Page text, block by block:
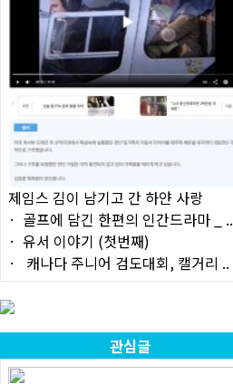
제임스 김이 남기고 간 하얀 사랑
골프에 담긴 한편의 인간드라마 _ ..
유서 이야기 (첫번째)
캐나다 주니어 검도대회, 캘거리 ..
관심글